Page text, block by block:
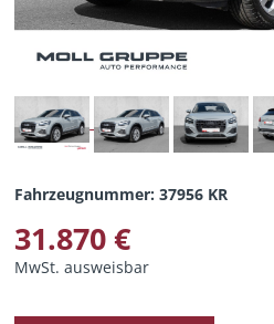
Fahrzeugnummer: 37956 KR
31.870 €
MwSt. ausweisbar